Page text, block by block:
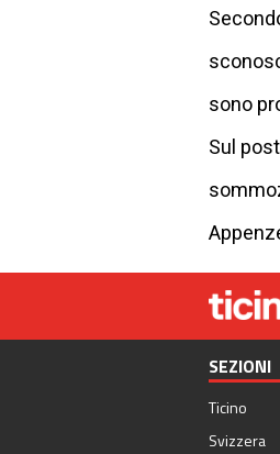
sono
Sul
SEZIONI
Ticino
Svizzera